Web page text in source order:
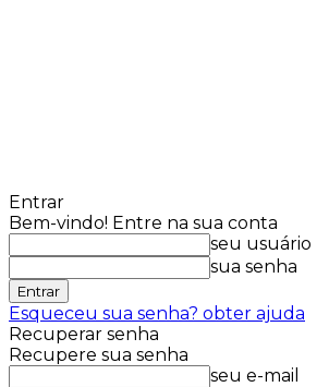
Entrar
Bem-vindo! Entre na sua conta
seu usuário
sua senha
Esqueceu sua senha? obter ajuda
Recuperar senha
Recupere sua senha
seu e-mail